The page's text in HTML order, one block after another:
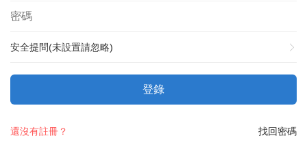
安全提問(未設置請忽略)
登錄
找回密碼
還沒有註冊？